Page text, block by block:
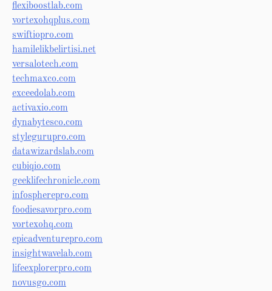
flexiboostlab.com
vortexohqplus.com
swiftiopro.com
hamilelikbelirtisi.net
versalotech.com
techmaxco.com
exceedolab.com
activaxio.com
dynabytesco.com
stylegurupro.com
datawizardslab.com
cubiqio.com
geeklifechronicle.com
infospherepro.com
foodiesavorpro.com
vortexohq.com
epicadventurepro.com
insightwavelab.com
lifeexplorerpro.com
novusgo.com